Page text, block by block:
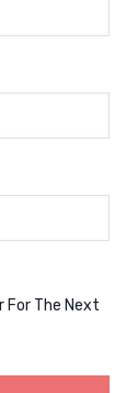
For The Next